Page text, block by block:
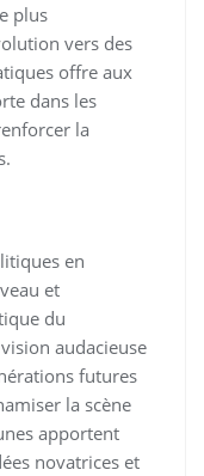
plus
vers des
offre aux
dans les
la
en
et
du
audacieuse
futures
la scène
apportent
novatrices et